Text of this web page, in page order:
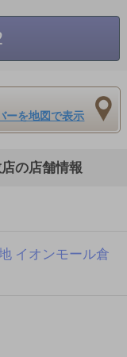
ーを地図で表示
の店舗情報
イオンモール倉